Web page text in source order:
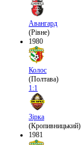
Авангард
(Рівне)
1980
Колос
(Полтава)
1:1
Зірка
(Кропивницький)
1981